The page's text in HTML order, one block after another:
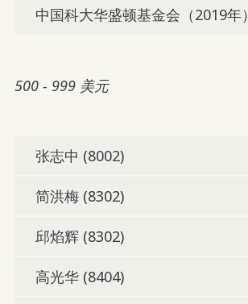
中国科大华盛顿基金会（2019年）
500 - 999 美元
张志中 (8002)
简洪梅 (8302)
邱焰辉 (8302)
高光华 (8404)